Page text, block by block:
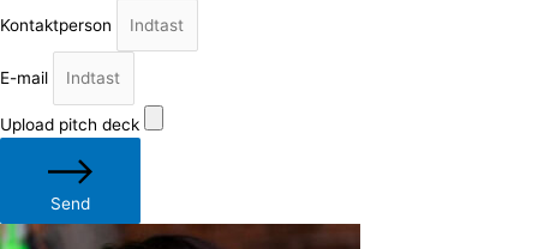
Kontaktperson
E-mail
Upload pitch deck
Send